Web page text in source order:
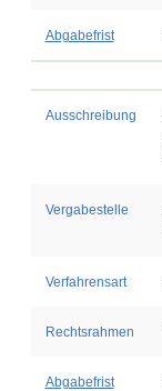
Abgabefrist
Ausschreibung
Vergabestelle
Verfahrensart
Rechtsrahmen
Abgabefrist